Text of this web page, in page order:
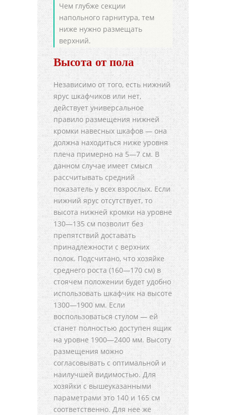
Чем глубже секции
напольного гарнитура, тем
ниже нужно размещать
верхний.
Высота от пола
Независимо от того, есть нижний
ярус шкафчиков или нет,
действует универсальное
правило размещения нижней
кромки навесных шкафов — она
должна находиться ниже уровня
плеча примерно на 5—7 см. В
данном случае имеет смысл
рассчитывать средний
показатель у всех взрослых. Если
нижний ярус отсутствует, то
высота нижней кромки на уровне
130—135 см позволит без
препятствий доставать
принадлежности с верхних
полок. Подсчитано, что хозяйке
среднего роста (160—170 см) в
стоячем положении будет удобно
использовать шкафчик на высоте
1300—1900 мм. Если
воспользоваться стулом — ей
станет полностью доступен ящик
на уровне 1900—2400 мм. Высоту
размещения можно
согласовывать с оптимальной и
наилучшей видимостью. Для
хозяйки с вышеуказанными
параметрами это 140 и 165 см
соответственно. Для нее же